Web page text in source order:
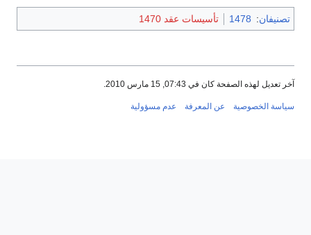
تصنيفان:
1478 تأسيسات عقد 1470
آخر تعديل لهذه الصفحة كان في 07:43, 15 مارس 2010.
سياسة الخصوصية عن المعرفة عدم مسؤولية